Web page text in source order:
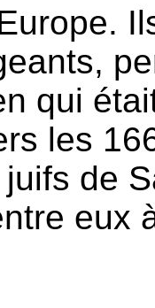
qui
les
de
eux